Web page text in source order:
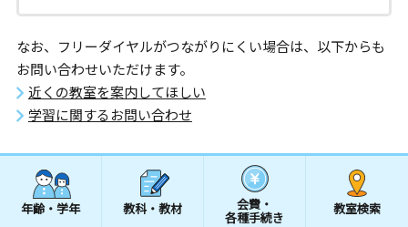
なお、フリーダイヤルがつながりにくい場合は、以下からも
お問い合わせいただけます。
近くの教室を案内してほしい
学習に関するお問い合わせ
年齢・学年 教科・教材 会費・
各種手続き
教室検索